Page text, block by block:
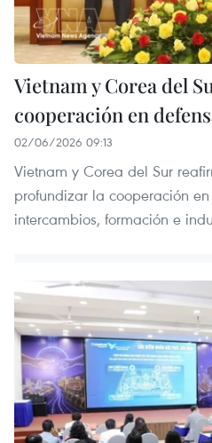
Vietnam y Corea del
cooperación en
02/06/2026 09:13
Vietnam y Corea del Sur
profundizar la cooperación
intercambios, formación e